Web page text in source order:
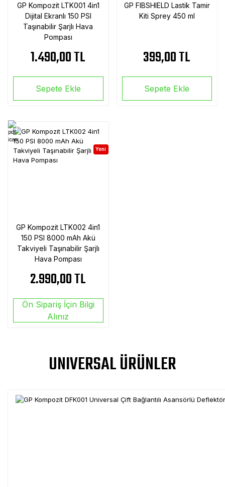
GP Kompozit LTK001 4in1
Dijital Ekranlı 150 PSI
Taşınabilir Şarjlı Hava
Pompası
1.490,00 TL
Sepete Ekle
GP FIBSHIELD Lastik Tamir
Kiti Sprey 450 ml
399,00 TL
Sepete Ekle
Yeni
GP Kompozit LTK002 4in1
150 PSI 8000 mAh Akü
Takviyeli Taşınabilir Şarjlı
Hava Pompası
2.990,00 TL
Ön Sipariş İçin Bilgi
Alınız
UNIVERSAL ÜRÜNLER